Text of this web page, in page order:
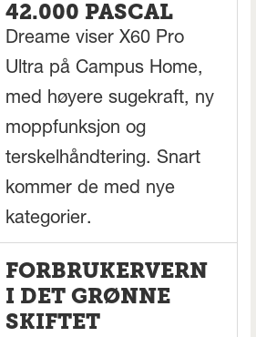
42.000 PASCAL
Dreame viser X60 Pro
Ultra på Campus Home,
med høyere sugekraft, ny
moppfunksjon og
terskelhåndtering. Snart
kommer de med nye
kategorier.
FORBRUKERVERN
I DET GRØNNE
SKIFTET